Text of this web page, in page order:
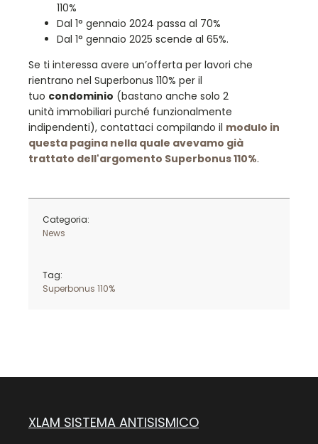
110%
Dal 1° gennaio 2024 passa al 70%
Dal 1° gennaio 2025 scende al 65%.
Se ti interessa avere un’offerta per lavori che
rientrano nel Superbonus 110% per il
tuo condominio (bastano anche solo 2
unità immobiliari purché funzionalmente
indipendenti), contattaci compilando il modulo in
questa pagina nella quale avevamo già
trattato dell'argomento Superbonus 110%.
Categoria:
News
Tag:
Superbonus 110%
XLAM SISTEMA ANTISISMICO